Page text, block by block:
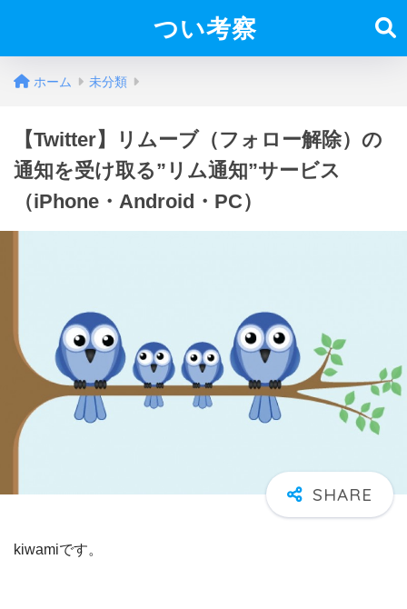
つい考察
ホーム 未分類
【Twitter】リムーブ（フォロー解除）の
通知を受け取る”リム通知”サービス
（iPhone・Android・PC）
kiwamiです。